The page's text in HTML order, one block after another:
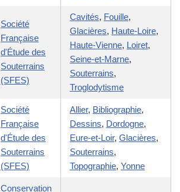
Société
Française
d'Étude des
Souterrains
(SFES)
Cavités, Fouille,
Glacières, Haute-Loire,
Haute-Vienne, Loiret,
Seine-et-Marne,
Souterrains,
Troglodytisme
Société
Française
d'Étude des
Souterrains
(SFES)
Allier, Bibliographie,
Dessins, Dordogne,
Eure-et-Loir, Glacières,
Souterrains,
Topographie, Yonne
Conservation